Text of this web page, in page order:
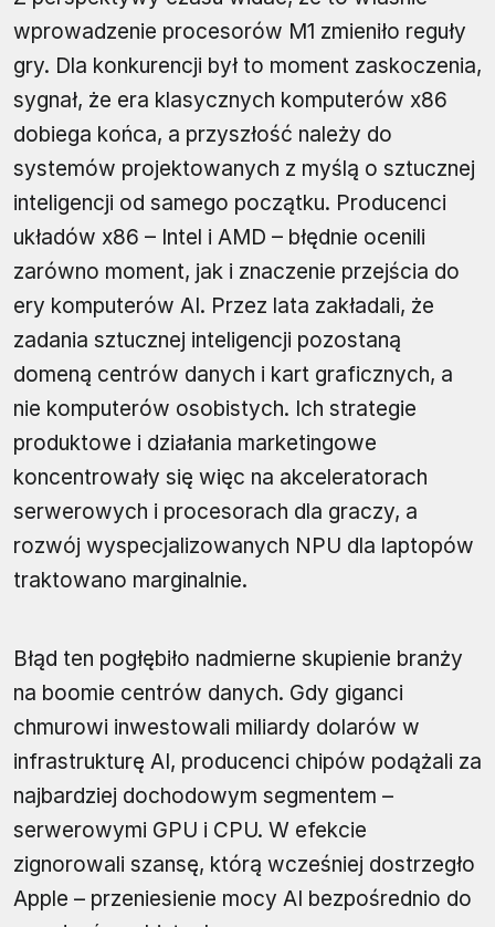
wprowadzenie procesorów M1 zmieniło reguły
gry. Dla konkurencji był to moment zaskoczenia,
sygnał, że era klasycznych komputerów x86
dobiega końca, a przyszłość należy do
systemów projektowanych z myślą o sztucznej
inteligencji od samego początku. Producenci
układów x86 – Intel i AMD – błędnie ocenili
zarówno moment, jak i znaczenie przejścia do
ery komputerów AI. Przez lata zakładali, że
zadania sztucznej inteligencji pozostaną
domeną centrów danych i kart graficznych, a
nie komputerów osobistych. Ich strategie
produktowe i działania marketingowe
koncentrowały się więc na akceleratorach
serwerowych i procesorach dla graczy, a
rozwój wyspecjalizowanych NPU dla laptopów
traktowano marginalnie.
Błąd ten pogłębiło nadmierne skupienie branży
na boomie centrów danych. Gdy giganci
chmurowi inwestowali miliardy dolarów w
infrastrukturę AI, producenci chipów podążali za
najbardziej dochodowym segmentem –
serwerowymi GPU i CPU. W efekcie
zignorowali szansę, którą wcześniej dostrzegło
Apple – przeniesienie mocy AI bezpośrednio do